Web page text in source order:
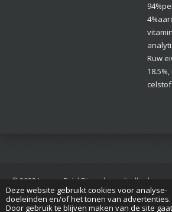
Deze website gebruikt cookies voor analyse-
doeleinden en/of het tonen van advertenties.
Door gebruik te blijven maken van de site gaat
Ruw
celstof
© 2022 Jan van Driel Dierenbenodigdheden
Powered byJouwWeb